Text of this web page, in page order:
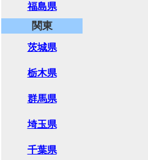
福島県
関東
茨城県
栃木県
群馬県
埼玉県
千葉県